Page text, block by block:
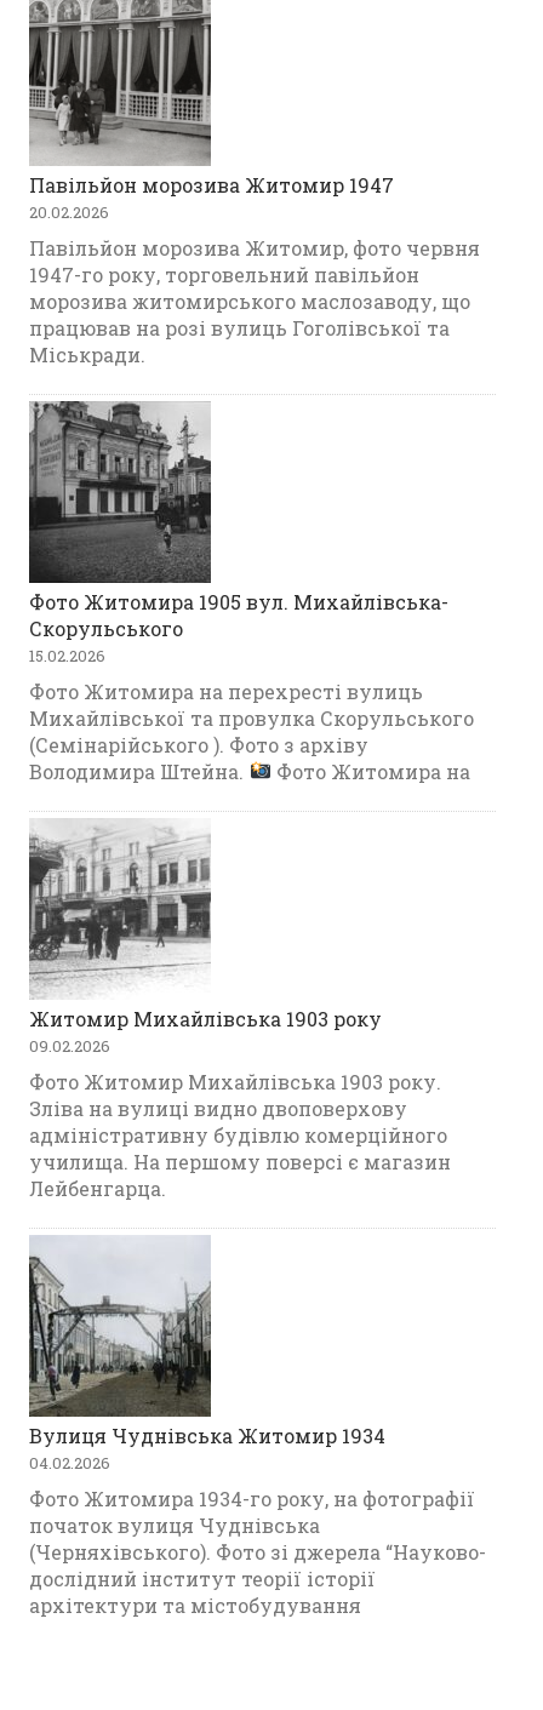
Павільйон морозива Житомир 1947
20.02.2026
Павільйон морозива Житомир, фото червня
1947-го року, торговельний павільйон
морозива житомирського маслозаводу, що
працював на розі вулиць Гоголівської та
Міськради.
Фото Житомира 1905 вул. Михайлівська-
Скорульського
15.02.2026
Фото Житомира на перехресті вулиць
Михайлівської та провулка Скорульського
(Семінарійського ). Фото з архіву
Володимира Штейна.
Фото Житомира на
Житомир Михайлівська 1903 року
09.02.2026
Фото Житомир Михайлівська 1903 року.
Зліва на вулиці видно двоповерхову
адміністративну будівлю комерційного
училища. На першому поверсі є магазин
Лейбенгарца.
Вулиця Чуднівська Житомир 1934
04.02.2026
Фото Житомира 1934-го року, на фотографії
початок вулиця Чуднівська
(Черняхівського). Фото зі джерела “Науково-
дослідний інститут теорії історії
архітектури та містобудування